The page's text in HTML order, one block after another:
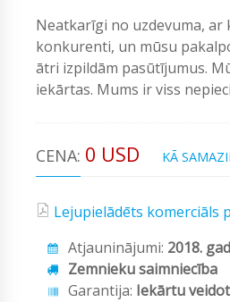
Neatkarīgi no uzdevuma, ar
konkurenti, un mūsu
ātri izpildām pasūtījumus.
iekārtas. Mums ir viss
CENA: 0 USD KĀ
Lejupielādēts komerciāls
Atjauninājumi: 2018.
Zemnieku saimniecība
Garantija: Iekārtu